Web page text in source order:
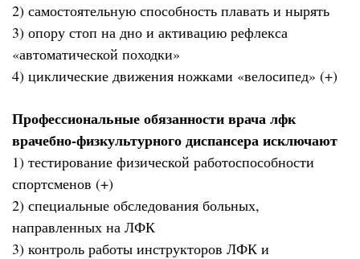
2) самостоятельную способность плавать и нырять
3) опору стоп на дно и активацию рефлекса
«автоматической походки»
4) циклические движения ножками «велосипед» (+)
Профессиональные обязанности врача лфк
врачебно-физкультурного диспансера исключают
1) тестирование физической работоспособности
спортсменов (+)
2) специальные обследования больных,
направленных на ЛФК
3) контроль работы инструкторов ЛФК и